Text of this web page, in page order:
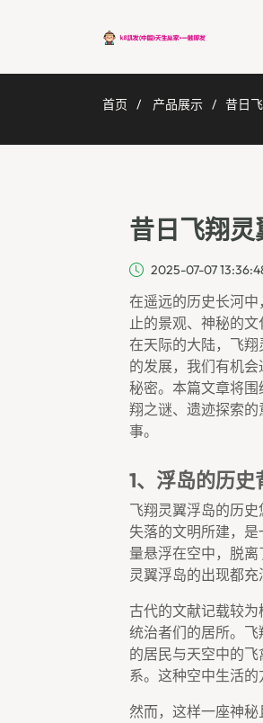
首页 产品展示 昔日
昔日飞翔
2025-07-07
在遥远的历史长河
止的景观、神秘的
在天际的大陆，飞
的发展，我们有机
秘密。本篇文章将
翔之谜、遗迹探索
事。
1、浮岛的历
飞翔灵翼浮岛的历
失落的文明所建，
量悬浮在空中，脱
灵翼浮岛的出现都充
古代的文献记载较
统治者们的居所。
的居民与天空中的
系。这种空中生活的
然而，这样一座神